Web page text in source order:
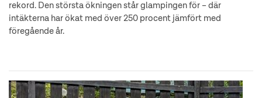
rekord. Den största ökningen står glampingen för – där
intäkterna har ökat med över 250 procent jämfört med
föregående år.